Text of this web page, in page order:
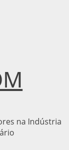
na Indústria